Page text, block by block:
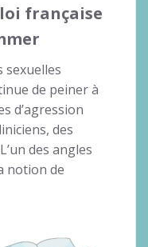
française
sexuelles
de peiner à
d’agression
des
des angles
notion de